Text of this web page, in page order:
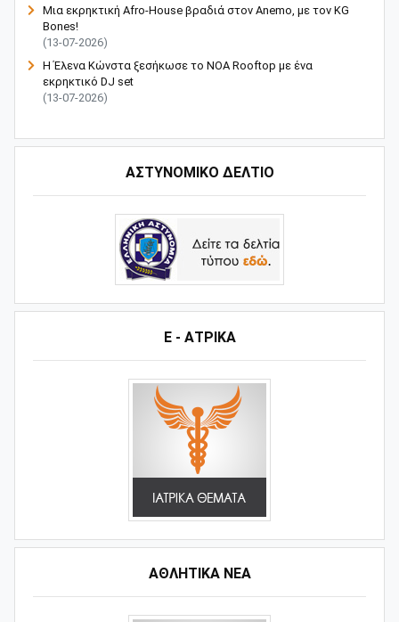
Μια εκρηκτική Afro-House βραδιά στον Anemo, με τον KG
Bones!
(13-07-2026)
Η Έλενα Κώνστα ξεσήκωσε το NOA Rooftop με ένα
εκρηκτικό DJ set
(13-07-2026)
ΑΣΤΥΝΟΜΙΚΟ ΔΕΛΤΙΟ
Ε - ΑΤΡΙΚΑ
ΑΘΛΗΤΙΚΆ ΝΈΑ